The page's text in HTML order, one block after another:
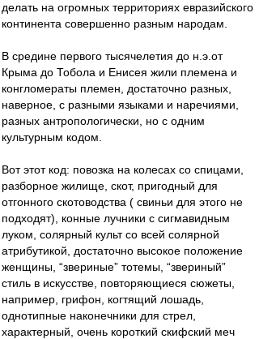
делать на огромных территориях евразийского
континента совершенно разным народам.
В средине первого тысячелетия до н.э.от
Крыма до Тобола и Енисея жили племена и
конгломераты племен, достаточно разных,
наверное, с разными языками и наречиями,
разных антропологически, но с одним
культурным кодом.
Вот этот код: повозка на колесах со спицами,
разборное жилище, скот, пригодный для
отгонного скотоводства ( свиньи для этого не
подходят), конные лучники с сигмавидным
луком, солярный культ со всей солярной
атрибутикой, достаточно высокое положение
женщины, “звериные” тотемы, “звериный”
стиль в искусстве, повторяющиеся сюжеты,
например, грифон, когтящий лошадь,
однотипные наконечники для стрел,
характерный, очень короткий скифский меч